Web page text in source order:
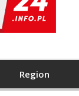
Region